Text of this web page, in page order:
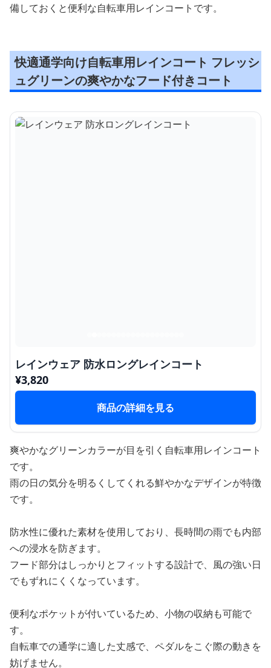
備しておくと便利な自転車用レインコートです。
快適通学向け自転車用レインコート フレッシ
ュグリーンの爽やかなフード付きコート
レインウェア 防水ロングレインコート
¥3,820
商品の詳細を見る
爽やかなグリーンカラーが目を引く自転車用レインコート
です。
雨の日の気分を明るくしてくれる鮮やかなデザインが特徴
です。
防水性に優れた素材を使用しており、長時間の雨でも内部
への浸水を防ぎます。
フード部分はしっかりとフィットする設計で、風の強い日
でもずれにくくなっています。
便利なポケットが付いているため、小物の収納も可能で
す。
自転車での通学に適した丈感で、ペダルをこぐ際の動きを
妨げません。